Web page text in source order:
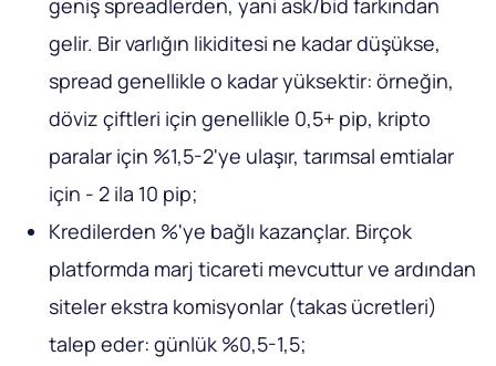
gelir. Bir varlığın likiditesi ne kadar düşükse,
spread genellikle o kadar yüksektir: örneğin,
döviz çiftleri için genellikle 0,5+ pip, kripto
paralar için %1,5-2'ye ulaşır, tarımsal emtialar
için - 2 ila 10 pip;
Kredilerden %'ye bağlı kazançlar. Birçok
platformda marj ticareti mevcuttur ve ardından
siteler ekstra komisyonlar (takas ücretleri)
talep eder: günlük %0,5-1,5;